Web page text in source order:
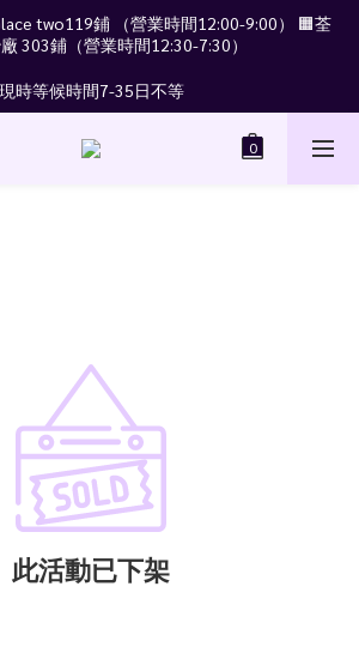
two119鋪 （營業時間12:00-9:00） 🟧荃
303鋪（營業時間12:30-7:30）
現時等候時間7-35日不等
此活動已下架